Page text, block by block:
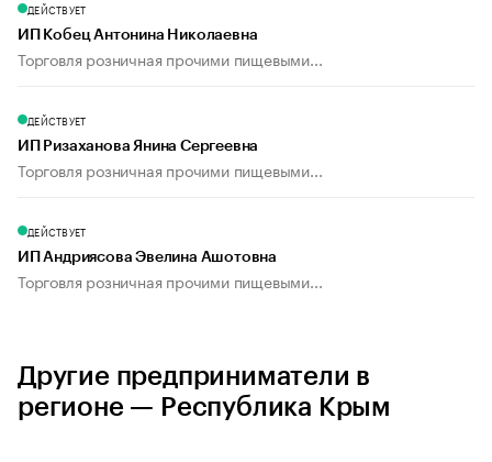
ДЕЙСТВУЕТ
ИП Кобец Антонина Николаевна
Торговля розничная прочими пищевыми...
ДЕЙСТВУЕТ
ИП Ризаханова Янина Сергеевна
Торговля розничная прочими пищевыми...
ДЕЙСТВУЕТ
ИП Андриясова Эвелина Ашотовна
Торговля розничная прочими пищевыми...
Другие предприниматели в
регионе — Республика Крым